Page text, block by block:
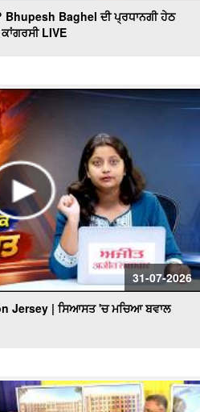
Baghel ਦੀ ਪ੍ਰਧਾਨਗੀ ਹੇਠ
LIVE
31-07-2026
Jersey | ਸਿਆਸਤ 'ਚ ਮਚਿਆ ਬਵਾਲ